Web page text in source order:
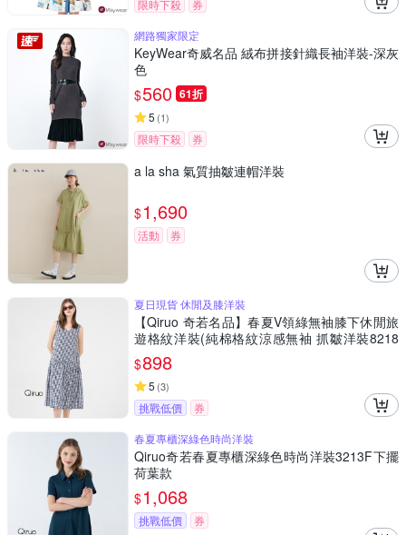
限時下殺
券
網路獨家限定
KeyWear奇威名品 絨布拼接針織長袖洋裝-深灰
色
$560 61折
5 (1)
限時下殺 券
a la sha 氣質抽皺連帽洋裝
$1,690
活動 券
夏日現貨 休閒及膝洋裝
【Qiruo 奇若名品】春夏V領綠無袖膝下休閒旅
遊格紋洋裝(純棉格紋涼感無袖 抓皺洋裝8218
F)
$898
5 (3)
挑戰低價
券
春夏專櫃深綠色時尚洋裝
Qiruo奇若春夏專櫃深綠色時尚洋裝3213F下擺
荷葉款
$1,068
挑戰低價 券